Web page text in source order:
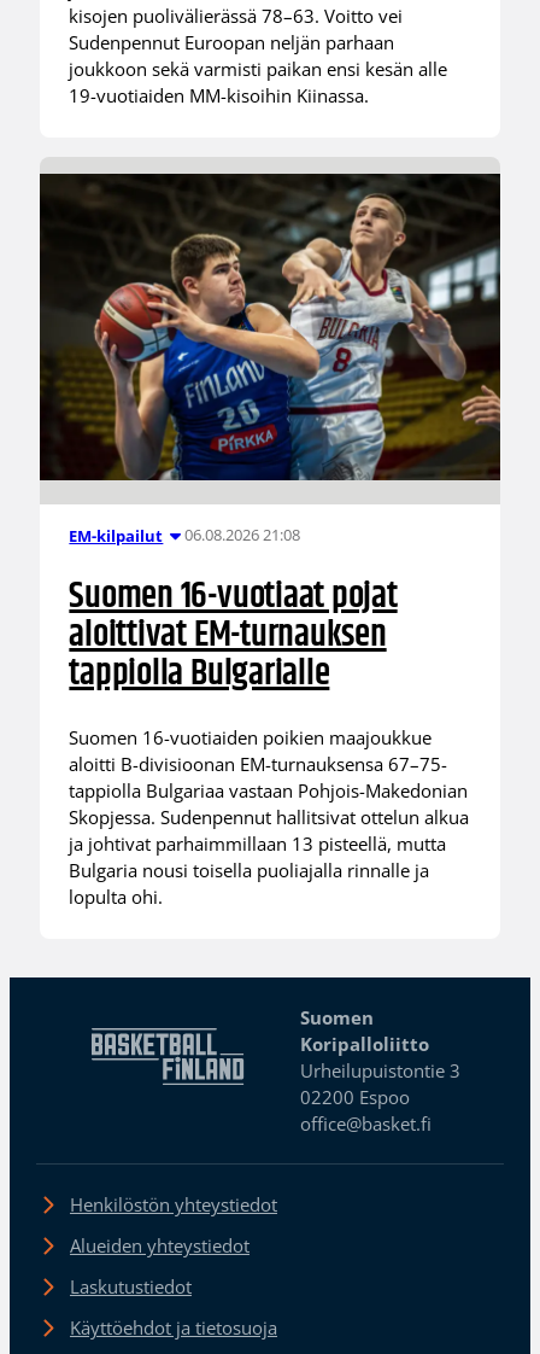
kisojen puolivälierässä 78–63. Voitto vei
Sudenpennut Euroopan neljän parhaan
joukkoon sekä varmisti paikan ensi kesän alle
19-vuotiaiden MM-kisoihin Kiinassa.
EM-kilpailut 06.08.2026 21:08
Suomen 16-vuotiaat pojat
aloittivat EM-turnauksen
tappiolla Bulgarialle
Suomen 16-vuotiaiden poikien maajoukkue
aloitti B-divisioonan EM-turnauksensa 67–75-
tappiolla Bulgariaa vastaan Pohjois-Makedonian
Skopjessa. Sudenpennut hallitsivat ottelun alkua
ja johtivat parhaimmillaan 13 pisteellä, mutta
Bulgaria nousi toisella puoliajalla rinnalle ja
lopulta ohi.
Suomen
Koripalloliitto
Urheilupuistontie 3
02200 Espoo
office@basket.fi
Henkilöstön yhteystiedot
Alueiden yhteystiedot
Laskutustiedot
Käyttöehdot ja tietosuoja